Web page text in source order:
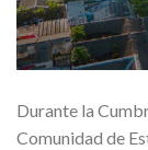
Durante la
Comunidad de